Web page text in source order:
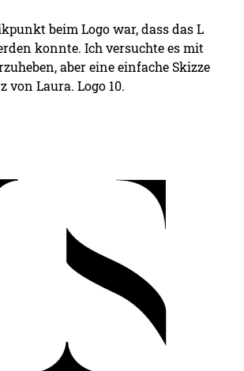
beim Logo war, dass das L
konnte. Ich versuchte es mit
aber eine einfache Skizze
von Laura. Logo 10.